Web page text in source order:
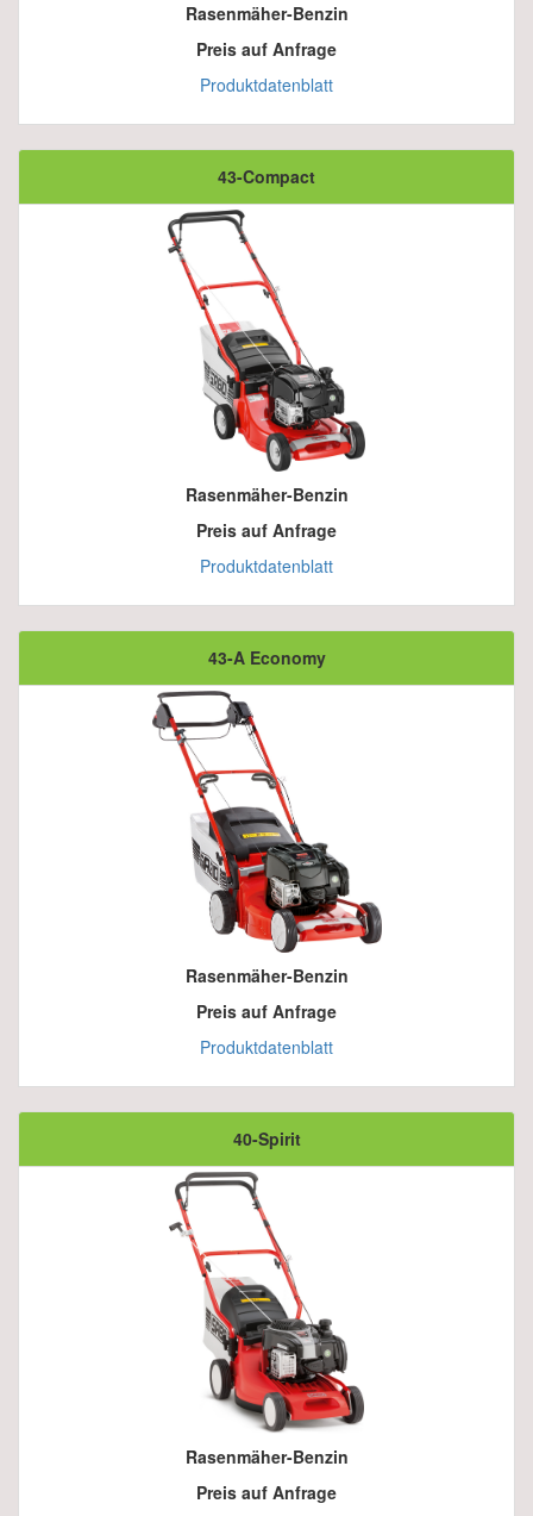
Rasenmäher-Benzin
Preis auf Anfrage
Produktdatenblatt
43-Compact
Rasenmäher-Benzin
Preis auf Anfrage
Produktdatenblatt
43-A Economy
Rasenmäher-Benzin
Preis auf Anfrage
Produktdatenblatt
40-Spirit
Rasenmäher-Benzin
Preis auf Anfrage